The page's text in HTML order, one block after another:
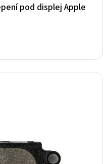
pod displej Apple